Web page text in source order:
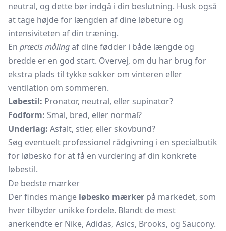
neutral, og dette bør indgå i din beslutning. Husk også
at tage højde for længden af dine løbeture og
intensiviteten af din træning.
En præcis målingaf dine fødder i både længde og
bredde er en god start. Overvej, om du har brug for
ekstra plads til tykke sokker om vinteren eller
ventilation om sommeren.
Løbestil: Pronator, neutral, eller supinator?
Fodform: Smal, bred, eller normal?
Underlag: Asfalt, stier, eller skovbund?
Søg eventuelt professionel rådgivning i en specialbutik
for løbesko for at få en vurdering af din konkrete
løbestil.
De bedste mærker
Der findes mange løbesko mærker på markedet, som
hver tilbyder unikke fordele. Blandt de mest
anerkendte er Nike, Adidas, Asics, Brooks, og Saucony.